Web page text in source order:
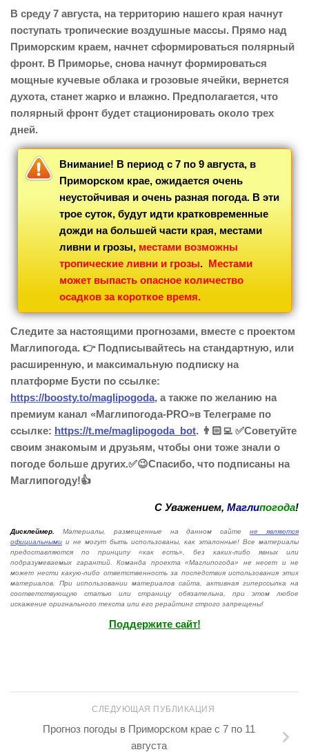
В среду 7 августа, на территорию нашего края начнут
поступать тропические воздушные массы. Прямо над
Приморским краем, начнет сформироваться полярный
фронт. В Приморье, снова начнут формироваться
мощные кучевые облака и грозовые ячейки, вернется
духота, станет жарко и влажно. Предполагается, что
полярный фронт будет стационировать около трех
дней.
Внимание! В период с 7 по 9 августа, в
Приморском крае, ожидается очень
неустойчивая и очень разная погода. В эти
трое суток, будут идти кратковременные
дожди на большей части края, местами
ливни и грозы, местами возможны
тропические ливни и грозы. Местами
может выпасть опасное количество
осадков за короткое время.
Следите за настоящими прогнозами, вместе с проектом
Маглипогода. 👉 Подписывайтесь на стандартную, или
расширенную, и максимальную подписку на
платформе Бусти по ссылке:
https://boosty.to/maglipogoda, а также по желанию на
премиум канал «Маглипогода-PRO»в Телеграме по
ссылке: https://t.me/maglipogoda_bot. 👨🏻‍💻 ✅Советуйте
своим знакомым и друзьям, чтобы они тоже знали о
погоде больше других.✅😉Спасибо, что подписаны на
Маглипогоду!👍
С Уважением, Маглипогода!
Дисклеймер. Материалы, размещенные на данном сайтене являются
официальными и не могут быть использованы, как эталонные! Все материалы
предоставляются по принципу «как есть», без каких-либо явных или
подразумеваемых гарантий. Команда проекта «Маглипогода» не несет и не
может нести какую-либо ответственность за последствия использования этих
материалов. При использовании материалов сайта, активная гиперссылка на
соответствующую статью или страницу обязательна, при этом любое
искажение оригнального текста или его рерайтинг строго запрещены!
Поддержите сайт!
СЛЕДУЮЩАЯ ПУБЛИКАЦИЯ
Прогноз погоды в Приморском крае с 7 по 11
августа